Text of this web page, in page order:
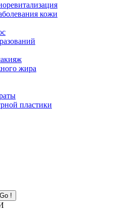
кожи
жира
пластики
Go !